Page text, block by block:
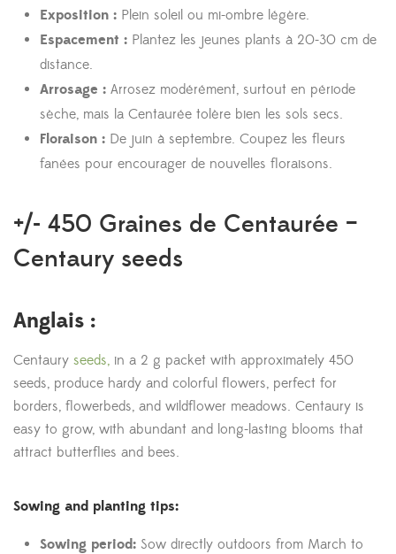
Exposition : Plein soleil ou mi-ombre légère.
Espacement : Plantez les jeunes plants à 20-30 cm de
distance.
Arrosage : Arrosez modérément, surtout en période
sèche, mais la Centaurée tolère bien les sols secs.
Floraison : De juin à septembre. Coupez les fleurs
fanées pour encourager de nouvelles floraisons.
+/- 450 Graines de Centaurée –
Centaury seeds
Anglais :
Centaury seeds, in a 2 g packet with approximately 450
seeds, produce hardy and colorful flowers, perfect for
borders, flowerbeds, and wildflower meadows. Centaury is
easy to grow, with abundant and long-lasting blooms that
attract butterflies and bees.
Sowing and planting tips:
Sowing period: Sow directly outdoors from March to